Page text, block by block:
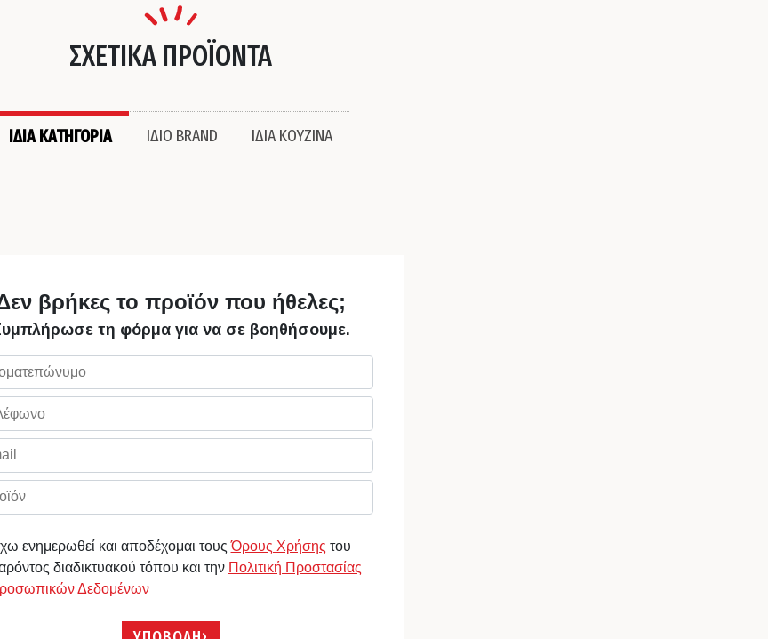
ΣΧΕΤΙΚΑ ΠΡΟΪΟΝΤΑ
ΙΔΙΑ ΚΑΤΗΓΟΡΙΑ ΙΔΙΟ BRAND ΙΔΙΑ ΚΟΥΖΙΝΑ
βρήκες το προϊόν που ήθελες;
τη φόρμα για να σε βοηθήσουμε.
ενημερωθεί και αποδέχομαι τουςΌρους Χρήσης του
διαδικτυακού τόπου και την Πολιτική Προστασίας
Δεδομένων